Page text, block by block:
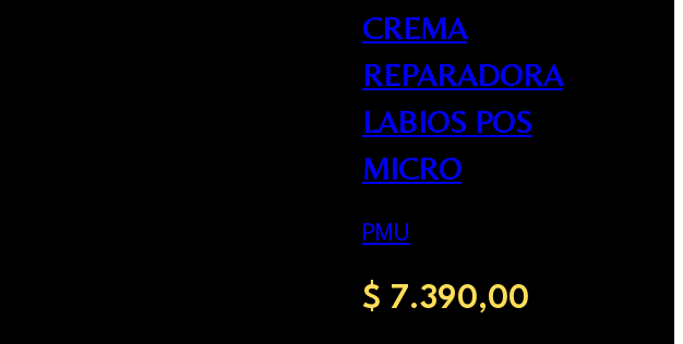
CREMA
REPARADORA
LABIOS POS
MICRO
PMU
$ 7.390,00
carrito